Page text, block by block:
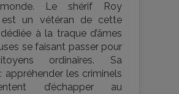
monde. Le shérif Roy
est un vétéran de cette
à la traque d’âmes
se faisant passer pour
ordinaires. Sa
appréhender les criminels
d’échapper au